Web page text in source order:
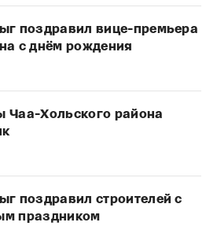
поздравил вице-премьера
с днём рождения
Чаа-Хольского района
поздравил строителей с
праздником